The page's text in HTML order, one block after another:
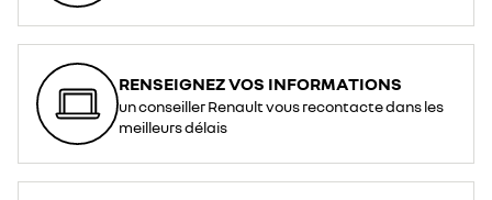
RENSEIGNEZ VOS INFORMATIONS
un conseiller Renault vous recontacte dans les
meilleurs délais